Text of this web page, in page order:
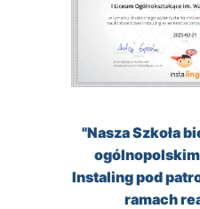
"Nasza Szkoła
Instaling pod
ramach